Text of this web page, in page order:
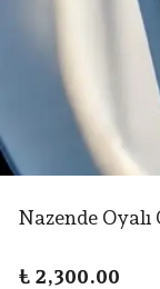
Nazende
₺ 2,300.00